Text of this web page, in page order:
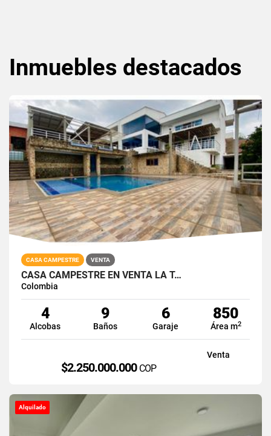
Inmuebles destacados
CASA CAMPESTRE VENTA
CASA CAMPESTRE EN VENTA LA T…
Colombia
4
Alcobas
9
Baños
6
Garaje
850
Área m2
Venta
$2.250.000.000 COP
Alquilado